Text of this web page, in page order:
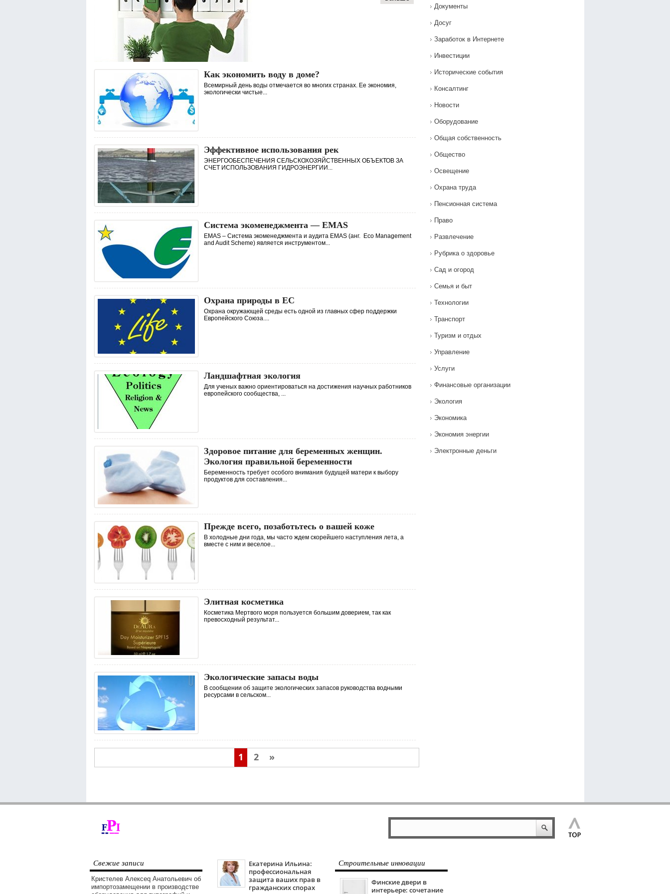
Как экономить воду в доме?
Всемирный день воды отмечается во многих странах. Ее экономия,
экологически чистые...
Эффективное использования рек
ЭНЕРГООБЕСПЕЧЕНИЯ СЕЛЬСКОХОЗЯЙСТВЕННЫХ ОБЪЕКТОВ ЗА
СЧЕТ ИСПОЛЬЗОВАНИЯ ГИДРОЭНЕРГИИ...
Система экоменеджмента — EMAS
EMAS – Система экоменеджмента и аудита EMAS (анг. Eco Management
and Audit Scheme) является инструментом...
Охрана природы в ЕС
Охрана окружающей среды есть одной из главных сфер поддержки
Европейского Союза....
Ландшафтная экология
Для ученых важно ориентироваться на достижения научных работников
европейского сообщества, ...
Здоровое питание для беременных женщин.
Экология правильной беременности
Беременность требует особого внимания будущей матери к выбору
продуктов для составления...
Прежде всего, позаботьтесь о вашей коже
В холодные дни года, мы часто ждем скорейшего наступления лета, а
вместе с ним и веселое...
Элитная косметика
Косметика Мертвого моря пользуется большим доверием, так как
превосходный результат...
Экологические запасы воды
В сообщении об защите экологических запасов руководства водными
ресурсами в сельском...
1 2 »
Документы
Досуг
Заработок в Интернете
Инвестиции
Исторические события
Консалтинг
Новости
Оборудование
Общая собственность
Общество
Освещение
Охрана труда
Пенсионная система
Право
Развлечение
Рубрика о здоровье
Сад и огород
Семья и быт
Технологии
Транспорт
Туризм и отдых
Управление
Услуги
Финансовые организации
Экология
Экономика
Экономия энергии
Электронные деньги
Свежие записи
Кристелев Алексеq Анатольевич об
импортозамещении в производстве
Екатерина Ильина:
профессиональная
защита ваших прав в
гражданских спорах
Строительные инновации
Финские двери в
интерьере: сочетание